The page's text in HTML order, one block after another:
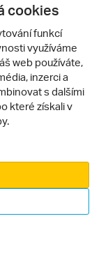
pro vaše cesty
podmínky
cookies
webu
cookies
funkcí
využíváme
web používáte,
inzerci a
s dalšími
které získali v